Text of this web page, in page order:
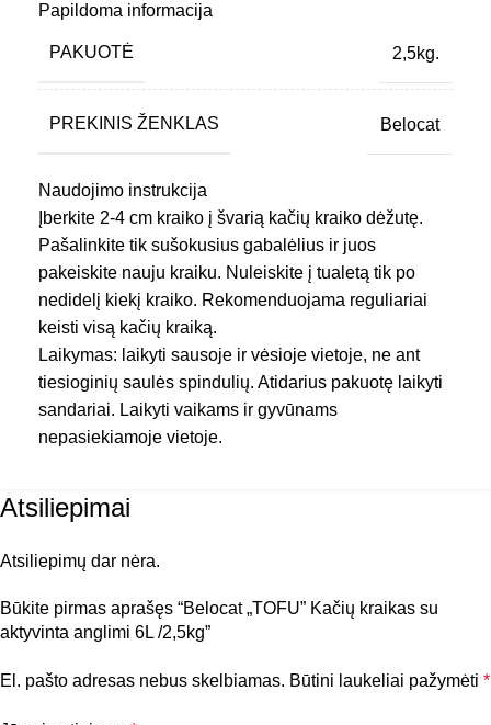
Papildoma informacija
PAKUOTĖ 2,5kg.
PREKINIS ŽENKLAS Belocat
Naudojimo instrukcija
Įberkite 2-4 cm kraiko į švarią kačių kraiko dėžutę.
Pašalinkite tik sušokusius gabalėlius ir juos
pakeiskite nauju kraiku. Nuleiskite į tualetą tik po
nedidelį kiekį kraiko. Rekomenduojama reguliariai
keisti visą kačių kraiką.
Laikymas: laikyti sausoje ir vėsioje vietoje, ne ant
tiesioginių saulės spindulių. Atidarius pakuotę laikyti
sandariai. Laikyti vaikams ir gyvūnams
nepasiekiamoje vietoje.
Atsiliepimai
Atsiliepimų dar nėra.
Būkite pirmas aprašęs “Belocat „TOFU” Kačių kraikas su
aktyvinta anglimi 6L /2,5kg”
El. pašto adresas nebus skelbiamas. Būtini laukeliai pažymėti *